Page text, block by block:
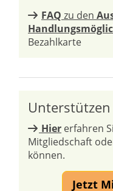
FAQ zu den
Bezahlkarte
Unterstützen
Hier erfahren
Mitgliedschaft
können.
Jetzt